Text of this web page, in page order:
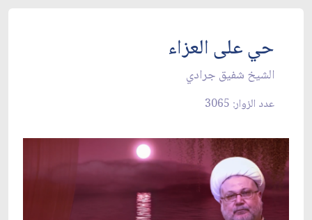
حي على العزاء
الشيخ شفيق جرادي
عدد الزوار: 3065